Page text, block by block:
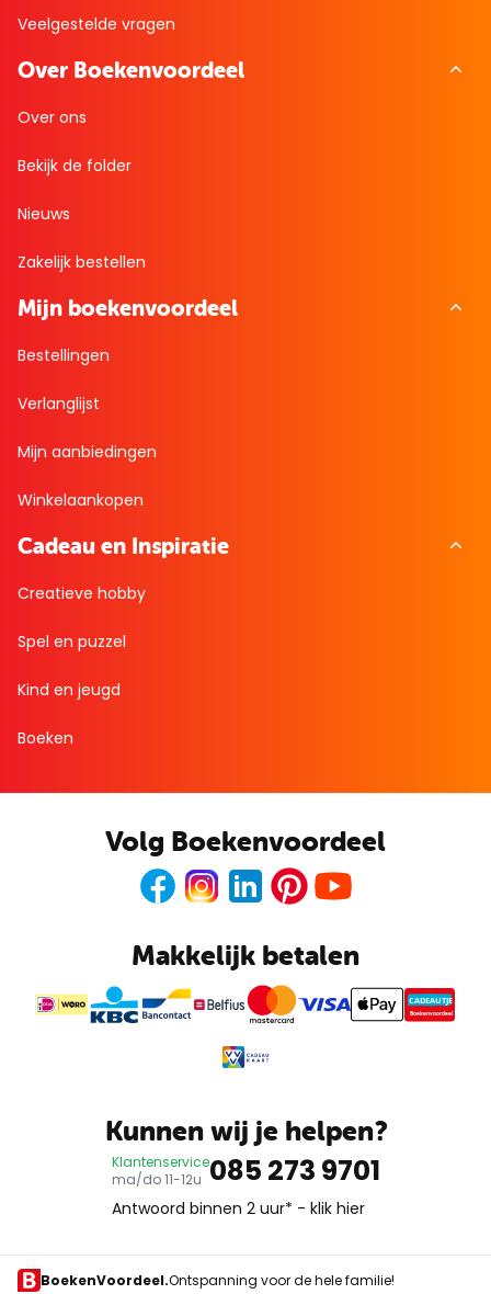
Veelgestelde vragen
Over Boekenvoordeel
Over ons
Bekijk de folder
Nieuws
Zakelijk bestellen
Mijn boekenvoordeel
Bestellingen
Verlanglijst
Mijn aanbiedingen
Winkelaankopen
Cadeau en Inspiratie
Creatieve hobby
Spel en puzzel
Kind en jeugd
Boeken
Volg Boekenvoordeel
FacebookInstagramLinkedInPinterest
Makkelijk betalen
Boekenvoordeel
CADEAUTJE
Kunnen wij je helpen?
Klantenservice
ma/do 11-12u 085 273 9701
Antwoord binnen 2 uur* - klik hier
BoekenVoordeel.Ontspanning voor de hele familie!